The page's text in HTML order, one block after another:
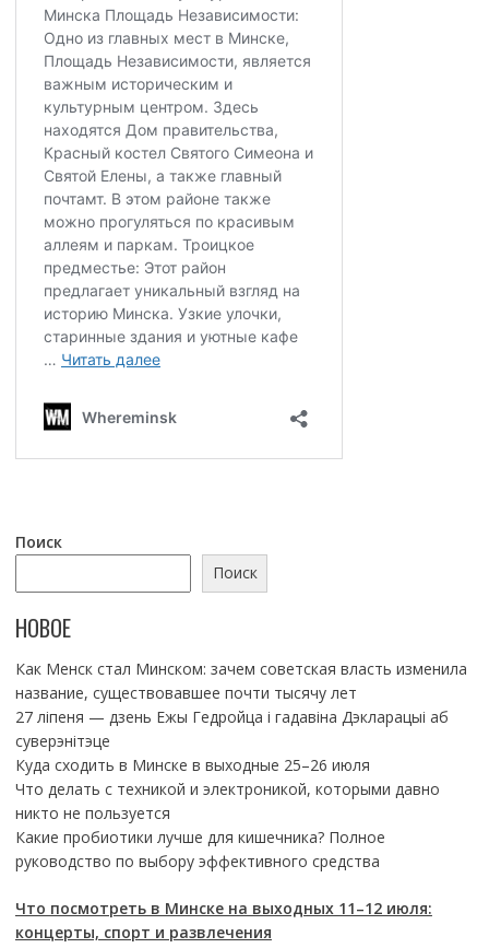
Поиск
Поиск
НОВОЕ
Как Менск стал Минском: зачем советская власть изменила
название, существовавшее почти тысячу лет
27 ліпеня — дзень Ежы Гедройца і гадавіна Дэкларацыі аб
суверэнітэце
Куда сходить в Минске в выходные 25–26 июля
Что делать с техникой и электроникой, которыми давно
никто не пользуется
Какие пробиотики лучше для кишечника? Полное
руководство по выбору эффективного средства
Что посмотреть в Минске на выходных 11–12 июля:
концерты, спорт и развлечения